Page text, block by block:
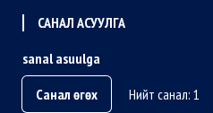
САНАЛ АСУУЛГА
sanal asuulga
Санал өгөх
Нийт санал: 1